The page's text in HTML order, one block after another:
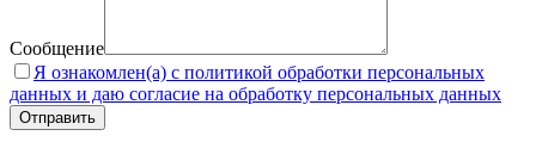
Сообщение
Я ознакомлен(а) с политикой обработки персональных
данных и даю согласие на обработку персональных данных